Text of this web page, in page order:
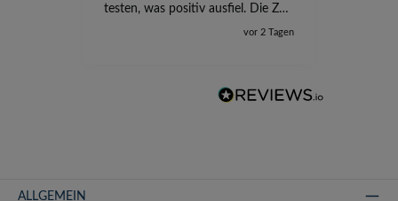
testen, was positiv ausfiel. Die Zeit
der Ungewissheit ist jetzt vorbei,
vor 2 Tagen
ALLGEMEIN